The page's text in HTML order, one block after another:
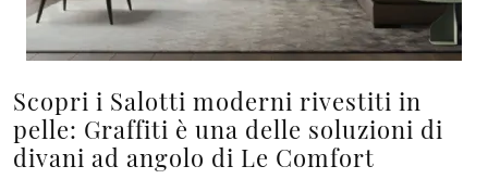
Scopri i Salotti moderni rivestiti in
pelle: Graffiti è una delle soluzioni di
divani ad angolo di Le Comfort